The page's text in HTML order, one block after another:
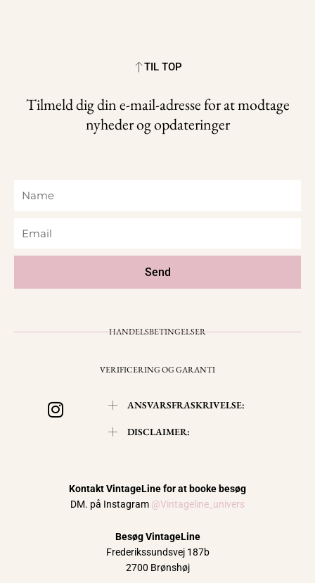
TIL TOP
Tilmeld dig din e-mail-adresse for at modtage
nyheder og opdateringer
Send
HANDELSBETINGELSER
VERIFICERING OG GARANTI
I
n
ANSVARSFRASKRIVELSE:
DISCLAIMER:
Kontakt VintageLine for at booke besøg
DM. på Instagram @Vintageline_univers
Besøg VintageLine
Frederikssundsvej 187b
2700 Brønshøj